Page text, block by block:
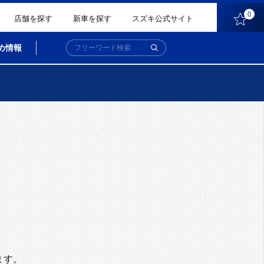
店舗を探す 新車を探す スズキ公式サイト 0
情報
す。